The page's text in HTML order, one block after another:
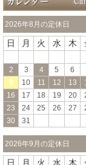
2026年8月の定休日
日 月 火 水 木
2
3 4 5 6
9
10 11 12 13
16
17 18 19 20
23
24 25 26 27
30
31
2026年9月の定休日
日 月 火 水 木